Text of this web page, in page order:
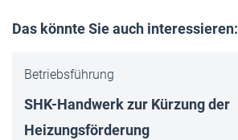
Das könnte Sie auch interessieren:
Betriebsführung
SHK-Handwerk zur Kürzung der
Heizungsförderung